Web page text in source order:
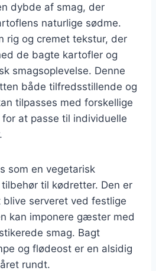
dybde af smag, der
naturlige sødme.
rig og cremet tekstur, der
de bagte kartofler og
smagsoplevelse. Denne
både tilfredsstillende og
tilpasses med forskellige
at passe til individuelle
som en vegetarisk
til kødretter. Den er
serveret ved festlige
kan imponere gæster med
smag. Bagt
og flødeost er en alsidig
rundt.